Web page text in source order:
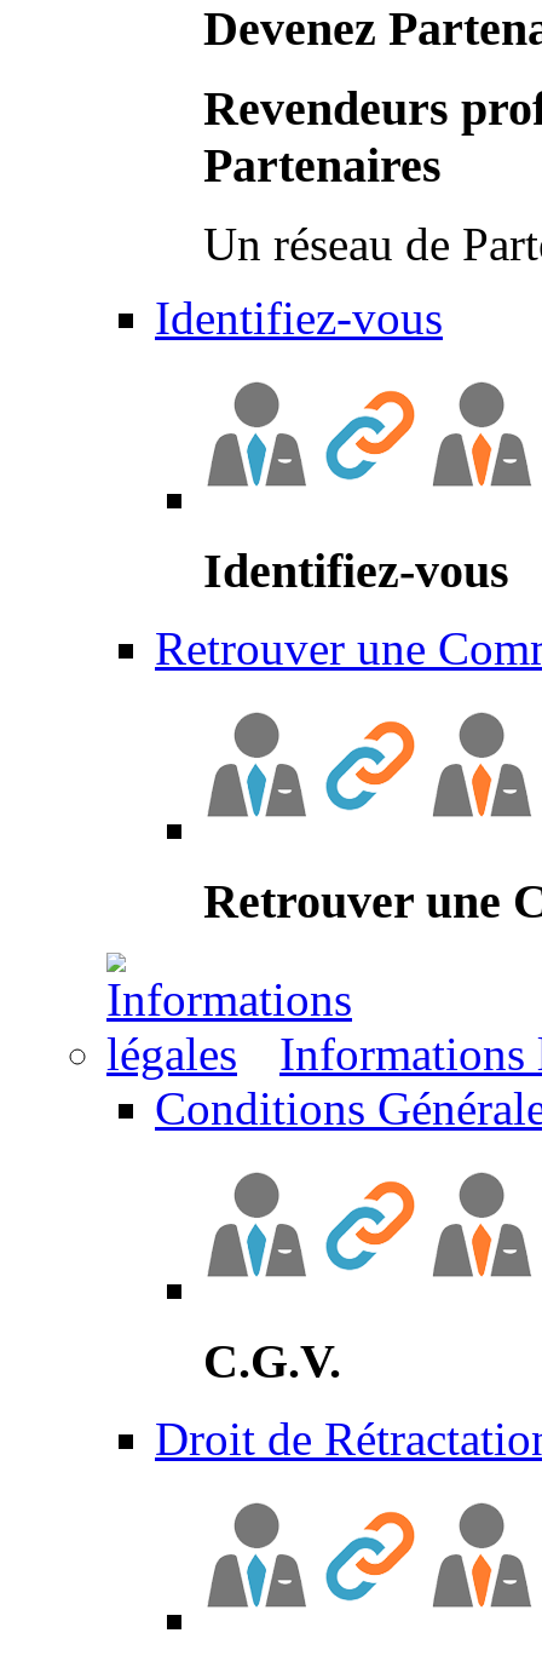
Devenez
Revendeurs
Partenaires
Un réseau de
Identifiez-vous
Identifiez-vous
Retrouver une
Retrouver une
Informations
Conditions
C.G.V.
Droit de